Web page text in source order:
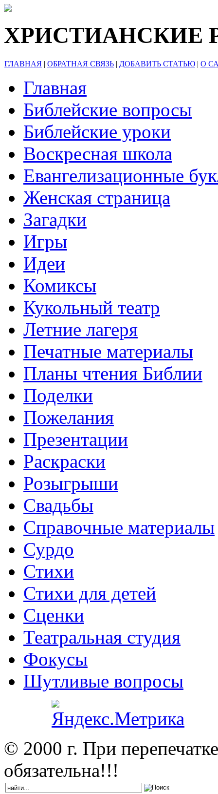
ХРИСТИАНСКИЕ
ГЛАВНАЯ | ОБРАТНАЯ СВЯЗЬ | ДОБАВИТЬ СТАТЬЮ | О
Главная
Библейские вопросы
Библейские уроки
Воскресная школа
Евангелизационные
Женская страница
Загадки
Игры
Идеи
Комиксы
Кукольный театр
Летние лагеря
Печатные материалы
Планы чтения Библии
Поделки
Пожелания
Презентации
Раскраски
Розыгрыши
Свадьбы
Справочные материалы
Сурдо
Стихи
Стихи для детей
Сценки
Театральная студия
Фокусы
Шутливые вопросы
© 2000 г. При
обязательна!!!